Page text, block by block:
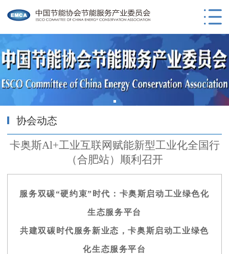
协会动态
卡奥斯Al+工业互联网赋能新型工业化全国行
（合肥站）顺利召开
服务双碳“硬约束”时代：卡奥斯启动工业绿色化
生态服务平台
共建双碳时代服务新业态，卡奥斯启动工业绿色
化生态服务平台